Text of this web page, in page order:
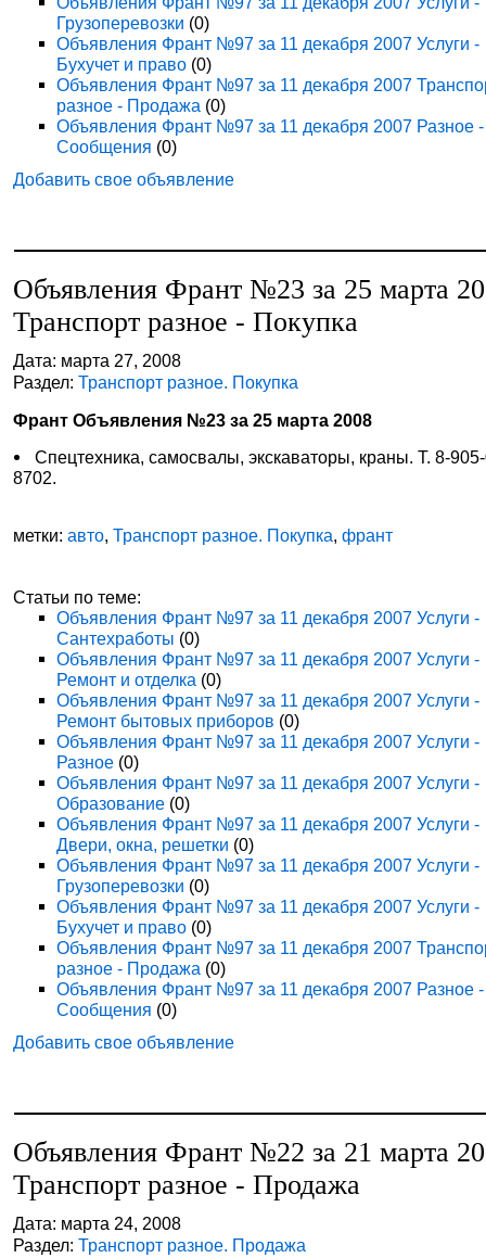
Грузоперевозки (0)
Объявления Франт №97 за 11 декабря 2007 Услуги -
Бухучет и право (0)
Объявления Франт №97 за 11 декабря 2007
разное - Продажа (0)
Объявления Франт №97 за 11 декабря 2007 Разное -
Сообщения (0)
Добавить свое объявление
Объявления Франт №23 за 25 марта
Транспорт разное - Покупка
Дата: марта 27, 2008
Раздел:Транспорт разное. Покупка
Франт Объявления №23 за 25 марта 2008
Спецтехника, самосвалы, экскаваторы, краны. Т. 8-
8702.
метки:авто,Транспорт разное. Покупка,франт
Статьи по теме:
Объявления Франт №97 за 11 декабря 2007 Услуги -
Сантехработы (0)
Объявления Франт №97 за 11 декабря 2007 Услуги -
Ремонт и отделка (0)
Объявления Франт №97 за 11 декабря 2007 Услуги -
Ремонт бытовых приборов (0)
Объявления Франт №97 за 11 декабря 2007 Услуги -
Разное (0)
Объявления Франт №97 за 11 декабря 2007 Услуги -
Образование (0)
Объявления Франт №97 за 11 декабря 2007 Услуги -
Двери, окна, решетки (0)
Объявления Франт №97 за 11 декабря 2007 Услуги -
Грузоперевозки (0)
Объявления Франт №97 за 11 декабря 2007 Услуги -
Бухучет и право (0)
Объявления Франт №97 за 11 декабря 2007
разное - Продажа (0)
Объявления Франт №97 за 11 декабря 2007 Разное -
Сообщения (0)
Добавить свое объявление
Объявления Франт №22 за 21 марта
Транспорт разное - Продажа
Дата: марта 24, 2008
Раздел:Транспорт разное. Продажа